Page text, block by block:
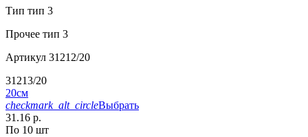
Тип тип 3
Прочее тип 3
Артикул 31212/20
31213/20
20см
checkmark_alt_circleВыбрать
31.16 р.
По 10 шт